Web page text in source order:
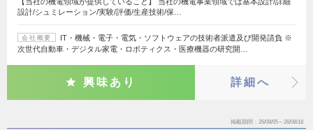
設計/シュミレーション/実験/評価/生産技術/保…
会社概要
IT・機械・電子・電気・ソフトウェアの技術者派遣及び開発請負 ※
次世代自動車・デジタル家電・ロボティクス・医療機器の研究開…
興味あり 詳細へ
掲載期間 26/08/05～26/08/18